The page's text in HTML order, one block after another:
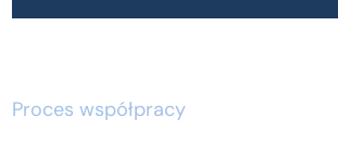
Proces współpracy